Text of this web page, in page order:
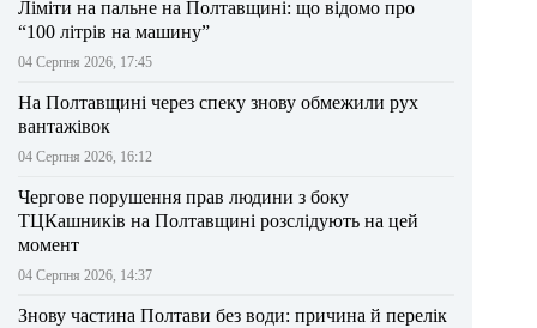
Ліміти на пальне на Полтавщині: що відомо про
“100 літрів на машину”
04 Серпня 2026, 17:45
На Полтавщині через спеку знову обмежили рух
вантажівок
04 Серпня 2026, 16:12
Чергове порушення прав людини з боку
ТЦКашників на Полтавщині розслідують на цей
момент
04 Серпня 2026, 14:37
Знову частина Полтави без води: причина й перелік